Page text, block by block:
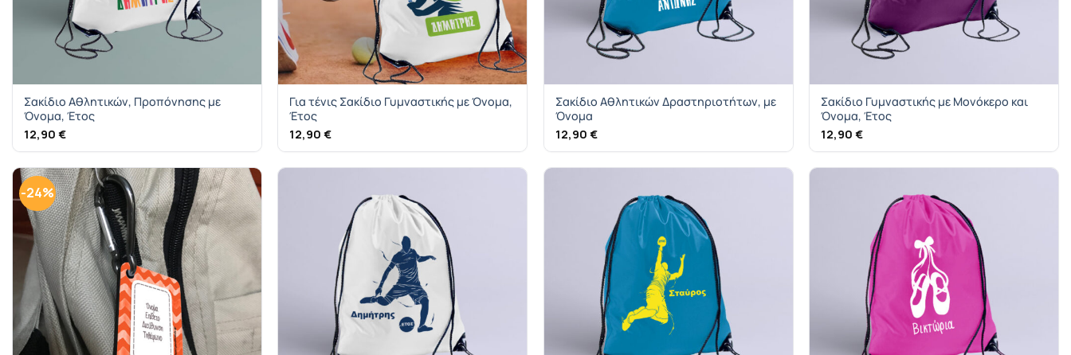
Σακίδιο Αθλητικών, Προπόνησης με
Όνομα, Έτος
12,90 €
Για τένις Σακίδιο Γυμναστικής με Όνομα,
Έτος
12,90€
Σακίδιο Αθλητικών Δραστηριοτήτων, με
Όνομα
12,90 €
Σακίδιο Γυμναστικής με Μονόκερο και
Όνομα, Έτος
12,90€
-24%